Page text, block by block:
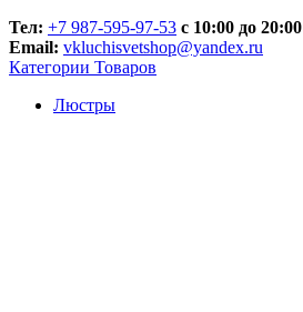
Тел: +7 987-595-97-53 с 10:00 до 20:00
Email: vkluchisvetshop@yandex.ru
Категории Товаров
Люстры